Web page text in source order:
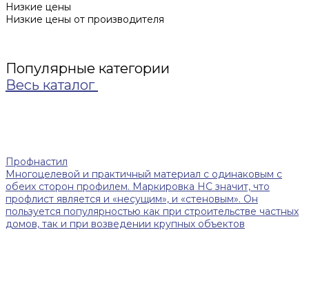
Низкие цены
Низкие цены от производителя
Популярные категории
Весь каталог
Профнастил
Многоцелевой и практичный материал с одинаковым с
обеих сторон профилем. Маркировка НС значит, что
профлист является и «несущим», и «стеновым». Он
пользуется популярностью как при строительстве частных
домов, так и при возведении крупных объектов